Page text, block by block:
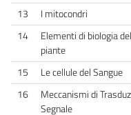
13 I mitocondri
14
Elementi di biologia
piante
15 Le cellule del Sangue
16
Meccanismi di
Segnale